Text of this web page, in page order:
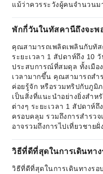
แม้ว่าควรระวังผู้คนจำนวนม
พักกี่วันในทัสคานีถึงจะพ
คุณสามารถเพลิดเพลินกับทัส
ระยะเวลา 1 สัปดาห์ถึง 10
ประสบการณ์ที่สมดุล ทั้งเมือ
เวลามากขึ้น คุณสามารถส
ค่อยรู้จัก หรือรวมทริปกับภูมิ
เป็นสิ่งที่แนะนำอย่างยิ่งสำห
ต่างๆ ระยะเวลา 1 สัปดาห์ถึ
ครอบคลุม รวมถึงการสำรว
อาจรวมถึงการไปเที่ยวชายฝั่
วิธีที่ดีที่สุดในการเดินทา
วิธีที่ดีที่สุดในการเดินทางร